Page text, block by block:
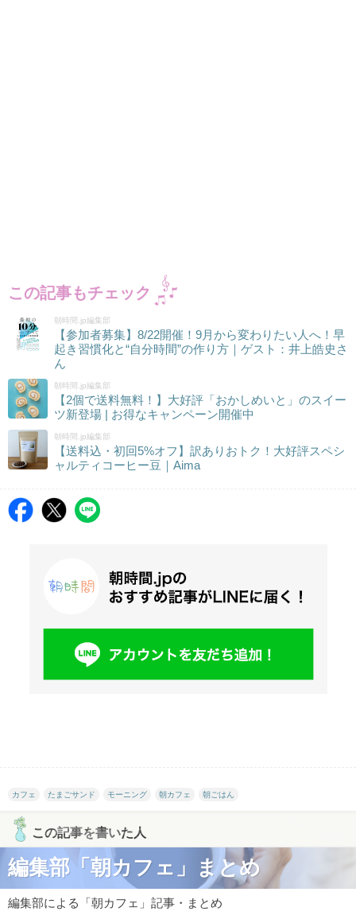
この記事もチェック
朝時間.jp編集部
【参加者募集】8/22開催！9月から変わりたい人へ！早
起き習慣化と“自分時間”の作り方｜ゲスト：井上皓史さ
ん
朝時間.jp編集部
【2個で送料無料！】大好評「おかしめいと」のスイー
ツ新登場 | お得なキャンペーン開催中
朝時間.jp編集部
【送料込・初回5%オフ】訳ありおトク！大好評スペシ
ャルティコーヒー豆｜Aima
カフェ たまごサンド モーニング 朝カフェ 朝ごはん
この記事を書いた人
編集部「朝カフェ」まとめ
編集部による「朝カフェ」記事・まとめ